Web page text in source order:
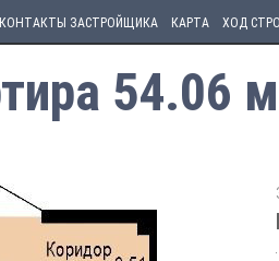
КОНТАКТЫ ЗАСТРОЙЩИКА КАРТА ХОД
54.06